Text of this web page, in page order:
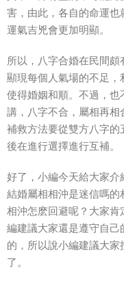
害，由此，各自的命運
運氣吉兇會更加明顯。
所以，八字合婚在民間
顯現每個人氣場的不足，
使得婚姻和順。不過，
講，八字不合，屬相再
補救方法要從雙方八字
後在進行選擇進行互補。
好了，小編今天給大家介
結婚屬相相沖是迷信嗎
相沖怎麽回避呢？大家
編建議大家還是遵守自
的，所以說小編建議大
了。